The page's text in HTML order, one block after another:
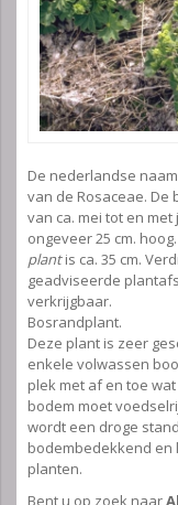
De nederlandse
van de Rosaceae. De
van ca. mei tot en
ongeveer 25 cm.
plantis ca. 35 cm.
geadviseerde
verkrijgbaar.
Bosrandplant.
Deze plant is zeer
enkele volwassen
plek met af en toe
bodem moet
wordt een droge
bodembedekkend en
planten.
Bent u op zoek naar